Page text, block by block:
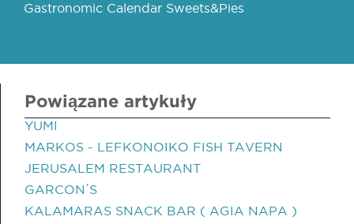
Gastronomic Calendar Sweets&Pies
Powiązane artykuły
YUMI
MARKOS - LEFKONOIKO FISH TAVERN
JERUSALEM RESTAURANT
GARCON΄S
KALAMARAS SNACK BAR ( AGIA NAPA )